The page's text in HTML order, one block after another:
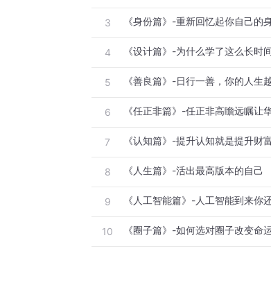
3 《身份篇》-重新回忆起你自己的
4 《设计篇》-为什么学了这么长时
5 《善良篇》-日行一善，你的人生
6 《任正非篇》-任正非高瞻远瞩让
7 《认知篇》-提升认知就是提升财
8 《人生篇》-活出最高版本的自己
9 《人工智能篇》-人工智能到来你
10 《圈子篇》-如何选对圈子改变命